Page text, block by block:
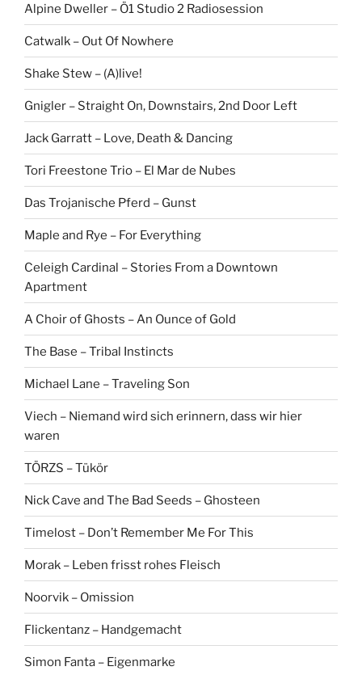
Alpine Dweller – Ö1 Studio 2 Radiosession
Catwalk – Out Of Nowhere
Shake Stew – (A)live!
Gnigler – Straight On, Downstairs, 2nd Door Left
Jack Garratt – Love, Death & Dancing
Tori Freestone Trio – El Mar de Nubes
Das Trojanische Pferd – Gunst
Maple and Rye – For Everything
Celeigh Cardinal – Stories From a Downtown
Apartment
A Choir of Ghosts – An Ounce of Gold
The Base – Tribal Instincts
Michael Lane – Traveling Son
Viech – Niemand wird sich erinnern, dass wir hier
waren
TÖRZS – Tükör
Nick Cave and The Bad Seeds – Ghosteen
Timelost – Don’t Remember Me For This
Morak – Leben frisst rohes Fleisch
Noorvik – Omission
Flickentanz – Handgemacht
Simon Fanta – Eigenmarke